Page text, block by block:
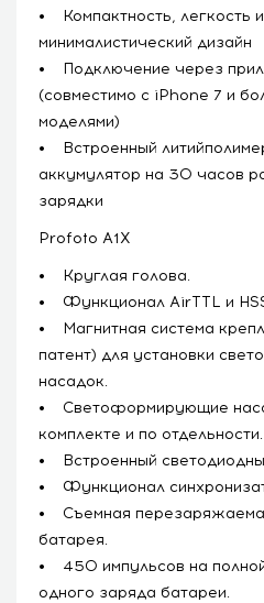
• Компактность, легкость и
минималистический дизайн
• Подключение через
(совместимо с iPhone 7 и
моделями)
• Встроенный
аккумулятор на 30 часов
зарядки
Profoto A1X
• Круглая голова.
• Функционал AirTTL и
• Магнитная система
патент) для установки
насадок.
• Светоформирующие
комплекте и по отдельности.
• Встроенный
• Функционал
• Съемная
батарея.
• 450 импульсов на
одного заряда батареи.